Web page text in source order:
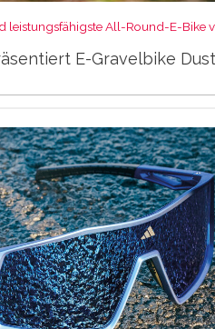
leistungsfähigste All-Round-E-Bike
E-Gravelbike